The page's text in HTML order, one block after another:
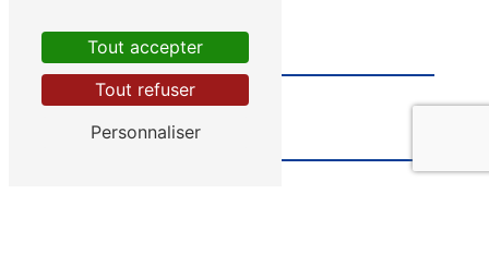
Tout accepter
Tout refuser
Personnaliser